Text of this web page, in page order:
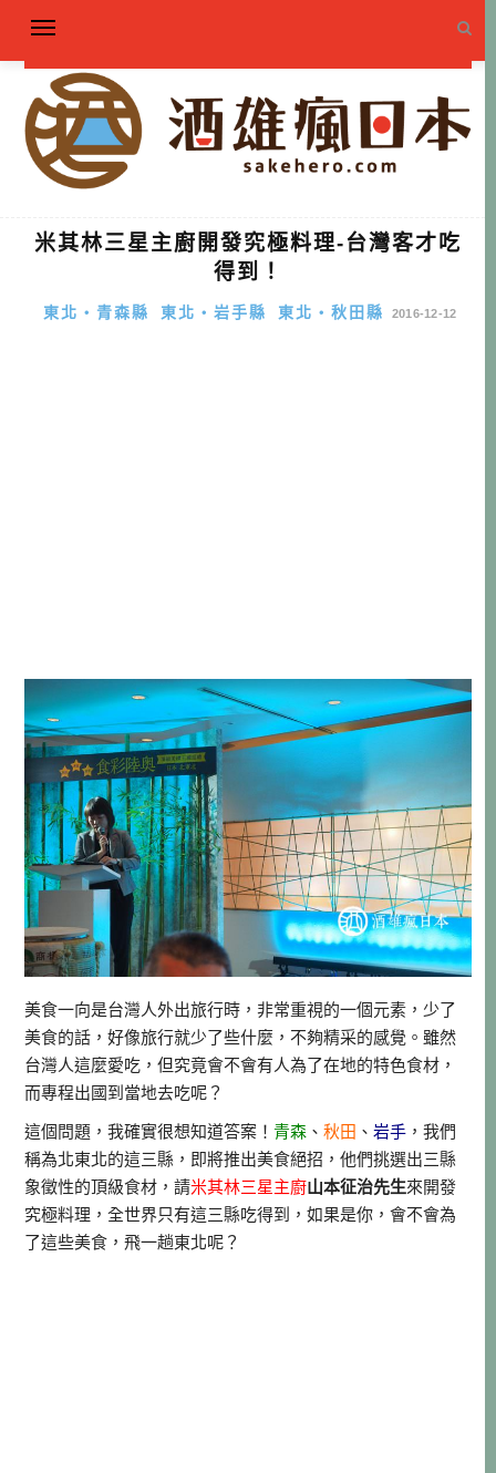
米其林三星主廚開發究極料理-台灣客才吃
得到！
東北・青森縣 東北・岩手縣 東北・秋田縣 2016-12-12
美食一向是台灣人外出旅行時，非常重視的一個元素，少了
美食的話，好像旅行就少了些什麼，不夠精采的感覺。雖然
台灣人這麼愛吃，但究竟會不會有人為了在地的特色食材，
而專程出國到當地去吃呢？
這個問題，我確實很想知道答案！青森 、秋田 、岩手 ，我們
稱為北東北的這三縣，即將推出美食絕招，他們挑選出三縣
象徵性的頂級食材，請米其林三星主廚山本征治先生來開發
究極料理，全世界只有這三縣吃得到，如果是你，會不會為
了這些美食，飛一趟東北呢？